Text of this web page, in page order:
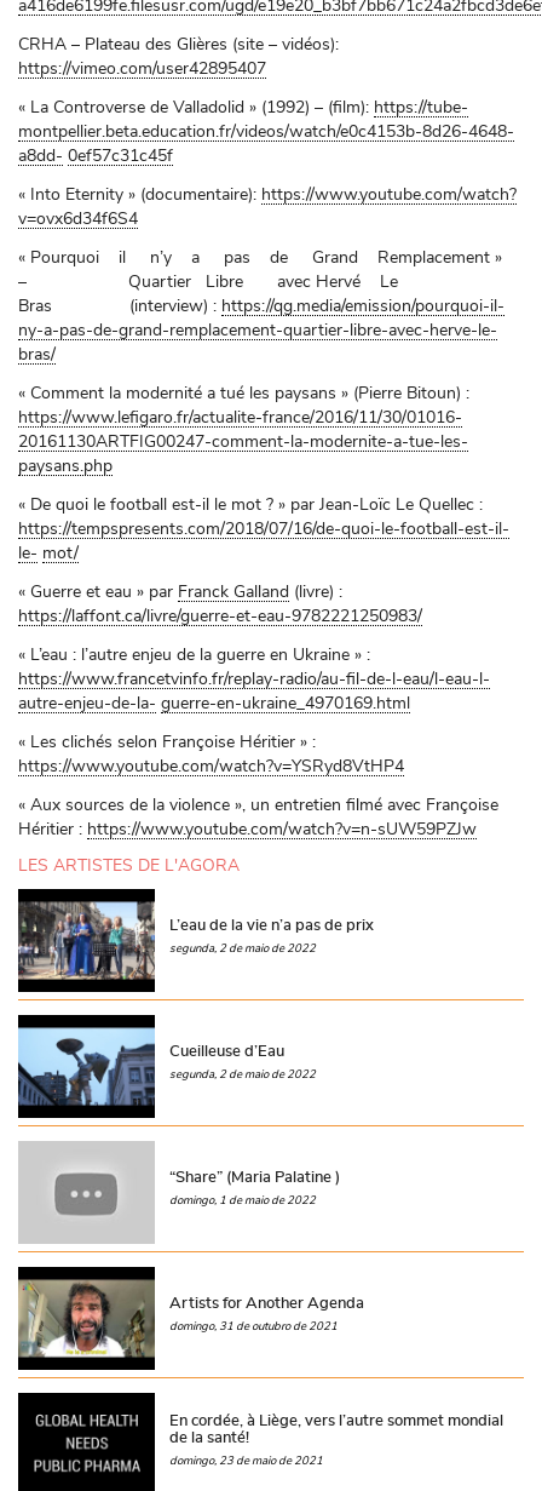
a416de6199fe.filesusr.com/ugd/
CRHA – Plateau des Glières (site – vidéos):
https://vimeo.com/user42895407
« La Controverse de Valladolid » (1992) – (film): https://tube-
montpellier.beta.education.fr/videos/watch/e0c4153b-8d26-4648-
a8dd- 0ef57c31c45f
« Into Eternity » (documentaire): https://www.youtube.com/watch?
v=ovx6d34f6S4
« Pourquoi il n’y a pas de Grand Remplacement »
– Quartier Libre avec Hervé Le
Bras (interview) : https://qg.media/emission/pourquoi-il-
ny-a-pas-de-grand-remplacement-quartier-libre-avec-herve-le-
bras/
« Comment la modernité a tué les paysans » (Pierre Bitoun) :
https://www.lefigaro.fr/actualite-france/2016/11/30/01016-
20161130ARTFIG00247-comment-la-modernite-a-tue-les-
paysans.php
« De quoi le football est-il le mot ? » par Jean-Loïc Le Quellec :
https://tempspresents.com/2018/07/16/de-quoi-le-football-est-il-
le- mot/
« Guerre et eau » par Franck Galland (livre) :
https://laffont.ca/livre/guerre-et-eau-9782221250983/
« L’eau : l’autre enjeu de la guerre en Ukraine » :
https://www.francetvinfo.fr/replay-radio/au-fil-de-l-eau/l-eau-l-
autre-enjeu-de-la- guerre-en-ukraine_4970169.html
« Les clichés selon Françoise Héritier » :
https://www.youtube.com/watch?v=YSRyd8VtHP4
« Aux sources de la violence », un entretien filmé avec Françoise
Héritier : https://www.youtube.com/watch?v=n-sUW59PZJw
LES ARTISTES DE L'AGORA
L’eau de la vie n’a pas de prix
segunda, 2 de maio de 2022
Cueilleuse d’Eau
segunda, 2 de maio de 2022
“Share” (Maria Palatine )
domingo, 1 de maio de 2022
Artists for Another Agenda
domingo, 31 de outubro de 2021
En cordée, à Liège, vers l’autre sommet mondial
de la santé!
domingo, 23 de maio de 2021